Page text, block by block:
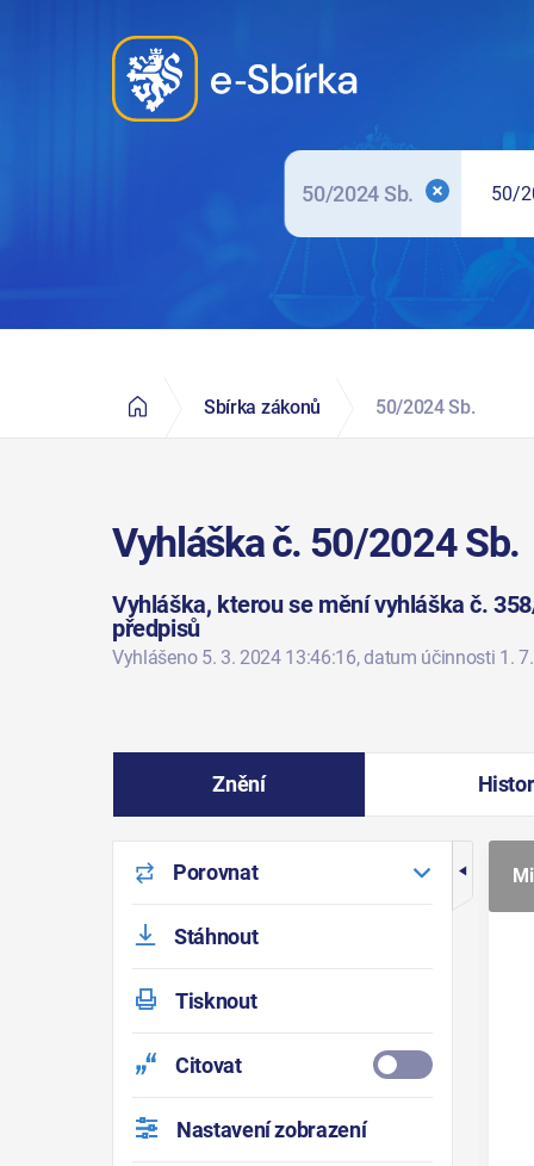
50/2024 Sb.
Sbírka zákonů 50/2024 Sb.
Vyhláška č. 50/2024 Sb.
Vyhláška, kterou se mění vyhláška č.
předpisů
Vyhlášeno 5. 3. 2024 13:46:16, datum účinnosti 1.
Znění
Porovnat
Stáhnout
Tisknout
Citovat
Nastavení zobrazení